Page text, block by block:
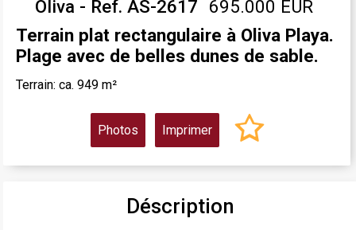
Oliva - Ref. AS-2617
695.000 EUR
Terrain plat rectangulaire à Oliva Playa.
Plage avec de belles dunes de sable.
Terrain: ca. 949 m²
Photos Imprimer
Déscription